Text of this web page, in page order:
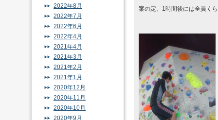
案の定、1時間後には全員く
2022年8月
2022年7月
2022年6月
2022年4月
2021年4月
2021年3月
2021年2月
2021年1月
2020年12月
2020年11月
2020年10月
2020年9月